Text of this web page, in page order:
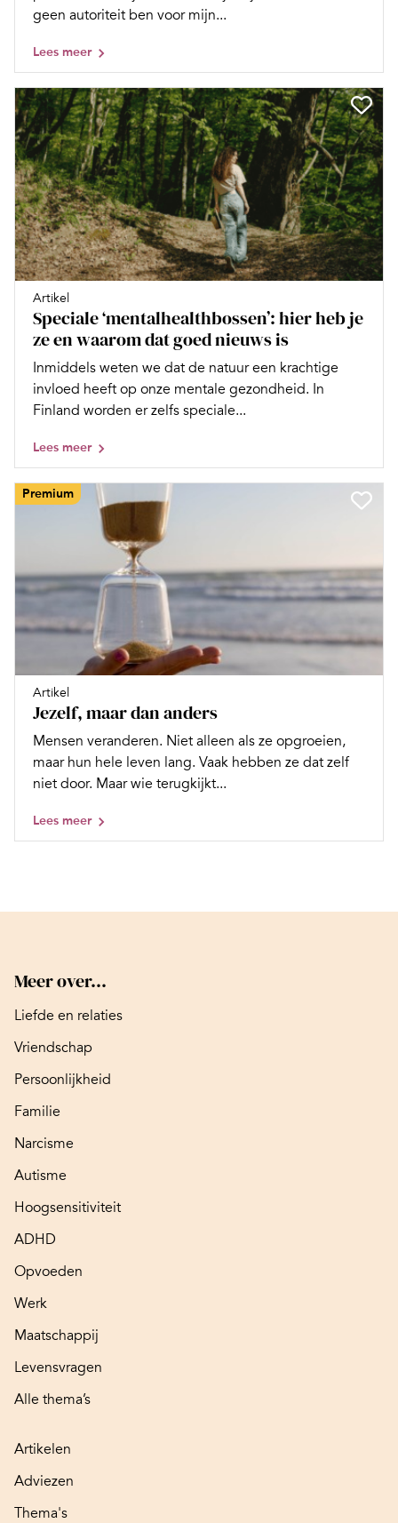
geen autoriteit ben voor mijn...
Lees meer
Artikel
Speciale ‘mentalhealthbossen’: hier heb je
ze en waarom dat goed nieuws is
Inmiddels weten we dat de natuur een krachtige
invloed heeft op onze mentale gezondheid. In
Finland worden er zelfs speciale...
Lees meer
Premium
Artikel
Jezelf, maar dan anders
Mensen veranderen. Niet alleen als ze opgroeien,
maar hun hele leven lang. Vaak hebben ze dat zelf
niet door. Maar wie terugkijkt...
Lees meer
Meer over...
Liefde en relaties
Vriendschap
Persoonlijkheid
Familie
Narcisme
Autisme
Hoogsensitiviteit
ADHD
Opvoeden
Werk
Maatschappij
Levensvragen
Alle thema’s
Artikelen
Adviezen
Thema's